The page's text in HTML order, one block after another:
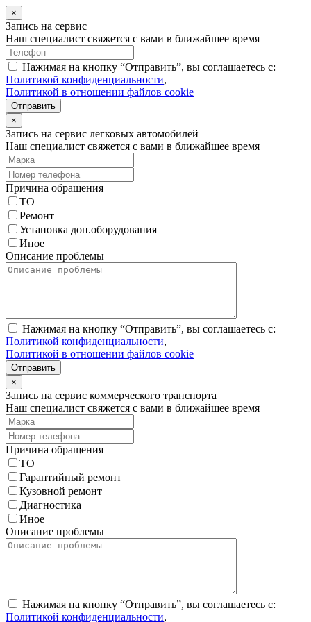
×
Запись на сервис
Наш специалист свяжется с вами в ближайшее время
Нажимая на кнопку “Отправить”, вы соглашаетесь с:
Политикой конфиденциальности,
Политикой в отношении файлов cookie
Отправить
×
Запись на сервис легковых автомобилей
Наш специалист свяжется с вами в ближайшее время
Причина обращения
ТО
Ремонт
Установка доп.оборудования
Иное
Описание проблемы
Нажимая на кнопку “Отправить”, вы соглашаетесь с:
Политикой конфиденциальности,
Политикой в отношении файлов cookie
Отправить
×
Запись на сервис коммерческого транспорта
Наш специалист свяжется с вами в ближайшее время
Причина обращения
ТО
Гарантийный ремонт
Кузовной ремонт
Диагностика
Иное
Описание проблемы
Нажимая на кнопку “Отправить”, вы соглашаетесь с:
Политикой конфиденциальности,